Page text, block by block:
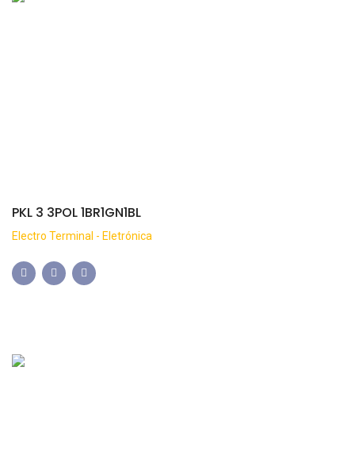
PKL 3 3POL 1BR1GN1BL
Electro Terminal - Eletrónica